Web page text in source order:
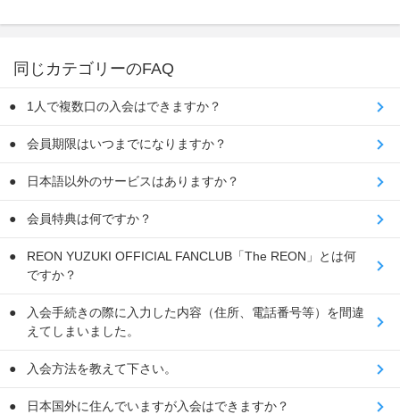
同じカテゴリーのFAQ
1人で複数口の入会はできますか？
会員期限はいつまでになりますか？
日本語以外のサービスはありますか？
会員特典は何ですか？
REON YUZUKI OFFICIAL FANCLUB「The REON」とは何
ですか？
入会手続きの際に入力した内容（住所、電話番号等）を間違
えてしまいました。
入会方法を教えて下さい。
日本国外に住んでいますが入会はできますか？